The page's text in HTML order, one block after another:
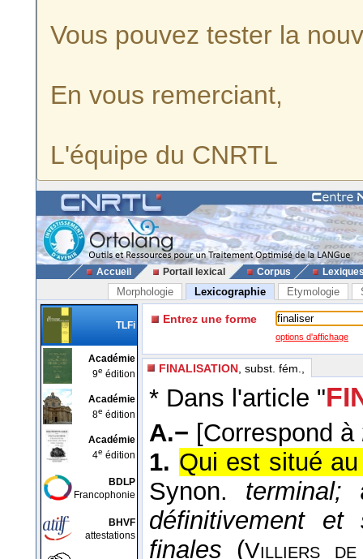
Vous pouvez tester la
En vous remerciant,
L'équipe du CNRTL
Accueil Portail lexical Corpus
Morphologie Lexicographie Etymologie
TLFi
Académie
9e édition
Académie
8e édition
Académie
4e édition
BDLP
Francophonie
BHVF
attestations
Entrez une forme
options d'affichage
FINALISATION , subst. fém.,
* Dans l'article "
A.− [Correspond à
1. Qui est situé
Synon. terminal;
définitivement
finales (Villiers